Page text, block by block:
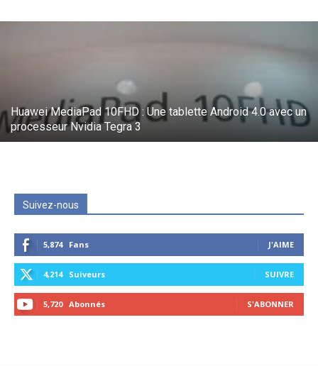
Huawei MediaPad 10FHD : Une tablette Android 4.0 avec un
processeur Nvidia Tegra 3
Suivez-nous
5,874 Fans J'AIME
4,214 Suiveurs SUIVRE
5,720 Abonnés S'ABONNER